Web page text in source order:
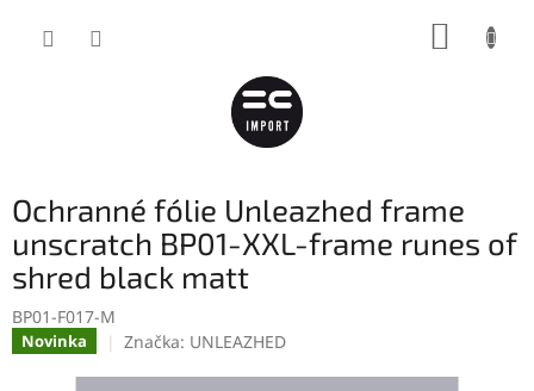
Ochranné fólie Unleazhed frame
unscratch BP01-XXL-frame runes of
shred black matt
BP01-F017-M
Novinka Značka: UNLEAZHED